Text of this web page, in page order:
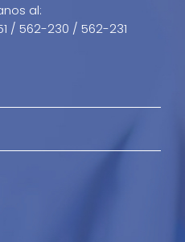
al:
/ 562-230 / 562-231